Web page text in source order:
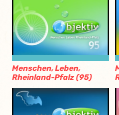
Menschen, Leben,
Rheinland-Pfalz (95)